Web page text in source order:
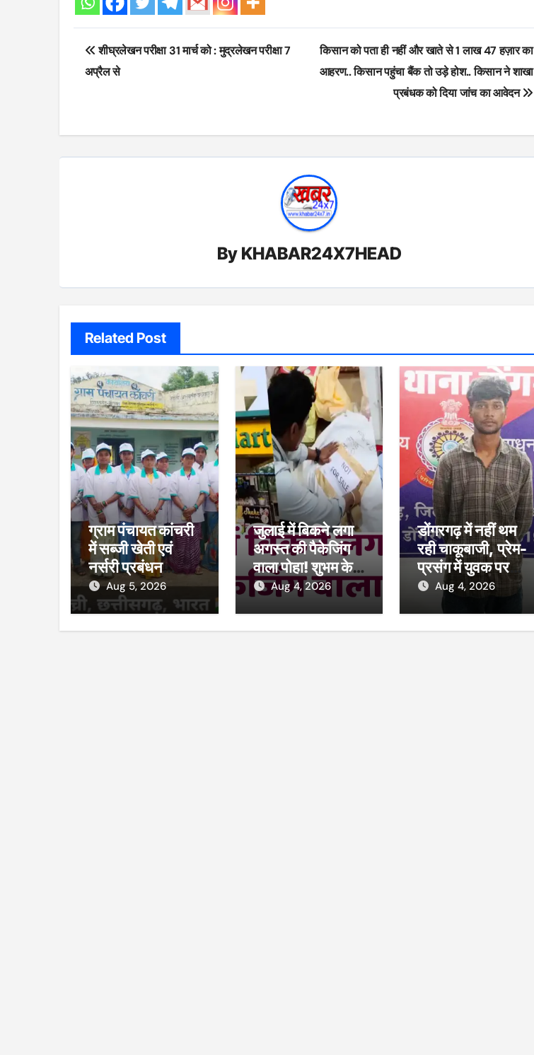
Post
navigation
शीघ्रलेखन परीक्षा 31 मार्च को : मुद्रलेखन परीक्षा 7
अप्रैल से
किसान को पता ही नहीं और खाते से 1 लाख 47 हज़ार का
आहरण.. किसान पहुंचा बैंक तो उड़े होश.. किसान ने शाखा
प्रबंधक को दिया जांच का आवेदन
By KHABAR24X7HEAD
Related Post
ग्राम पंचायत कांचरी
में सब्जी खेती एवं
नर्सरी प्रबंधन
प्रशिक्षण का शुभारंभ
Aug 5, 2026
जुलाई में बिकने लगा
अगस्त की पैकेजिंग
वाला पोहा! शुभम के
मार्ट का कमाल, खाद्य
विभाग ने की कार्रवाई,
Aug 4, 2026
डोंगरगढ़ में नहीं थम
रही चाकूबाजी, प्रेम-
प्रसंग में युवक पर
हमलाAug 4, 2026